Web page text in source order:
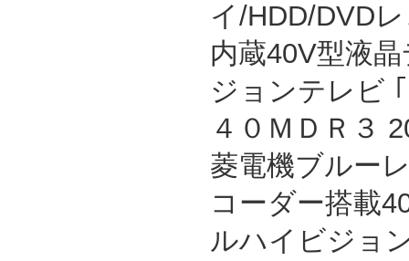
イ/HDD/DVD
内蔵40V型液
ジョンテレビ
４０ＭＤＲ３
菱電機ブルー
コーダー搭載
ルハイビジョ